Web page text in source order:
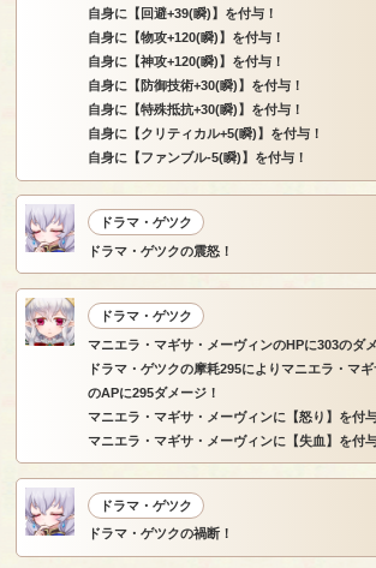
自身に【回避+39(瞬)】を付与！
自身に【物攻+120(瞬)】を付与！
自身に【神攻+120(瞬)】を付与！
自身に【防御技術+30(瞬)】を付与！
自身に【特殊抵抗+30(瞬)】を付与！
自身に【クリティカル+5(瞬)】を付与！
自身に【ファンブル-5(瞬)】を付与！
ドラマ・ゲツク
ドラマ・ゲツクの震怒！
ドラマ・ゲツク
マニエラ・マギサ・メーヴィンのHPに303のダ
ドラマ・ゲツクの摩耗295によりマニエラ・マ
のAPに295ダメージ！
マニエラ・マギサ・メーヴィンに【怒り】を付与
マニエラ・マギサ・メーヴィンに【失血】を付与
ドラマ・ゲツク
ドラマ・ゲツクの禍断！